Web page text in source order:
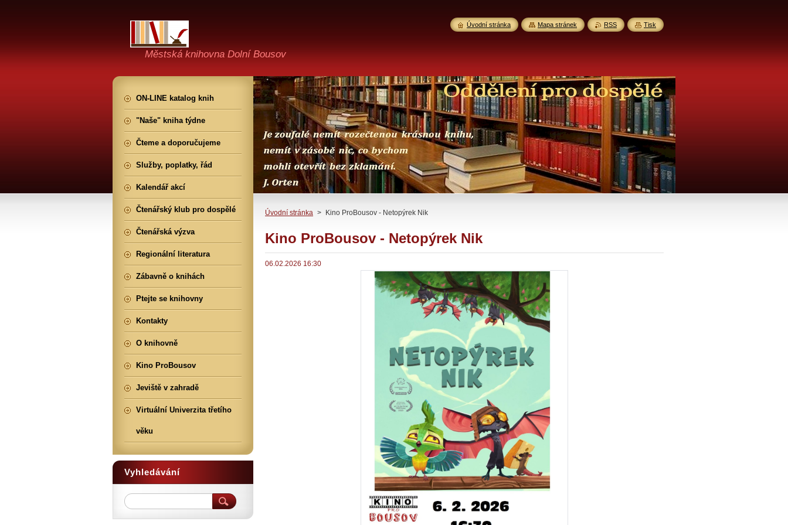
Městská knihovna Dolní Bousov
Úvodní stránka > Kino ProBousov - Netopýrek Nik
Kino ProBousov - Netopýrek Nik
06.02.2026 16:30
ON-LINE katalog knih
"Naše" kniha týdne
Čteme a doporučujeme
Služby, poplatky, řád
Kalendář akcí
Čtenářský klub pro dospělé
Čtenářská výzva
Regionální literatura
Zábavně o knihách
Ptejte se knihovny
Kontakty
O knihovně
Kino ProBousov
Jeviště v zahradě
Virtuální Univerzita třetího
věku
Vyhledávání
Úvodní stránka Mapa stránek RSS Tisk